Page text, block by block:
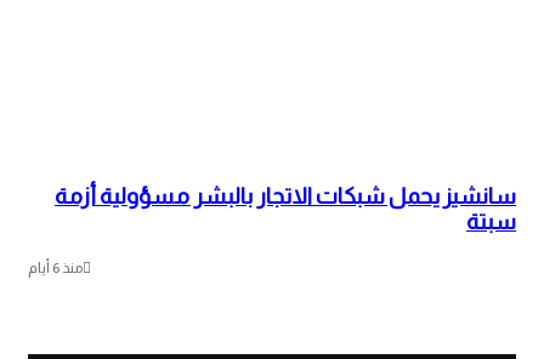
سانشيز يحمل شبكات الاتجار بالبشر مسؤولية أزمة
سبتة
منذ 6 أيام